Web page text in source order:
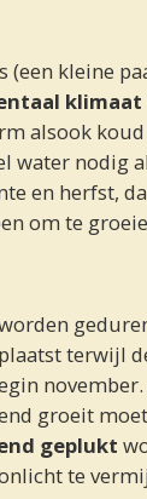
(een kleine
klimaat
alsook
water nodig
en herfst,
om te
terwijl
groeit
geplukt
te